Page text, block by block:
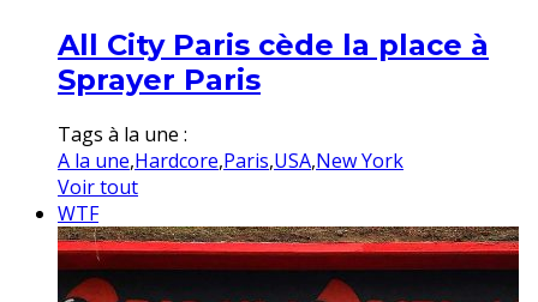
All City Paris cède la place à
Sprayer Paris
Tags à la une :
A la une,Hardcore,Paris,USA,New York
Voir tout
WTF